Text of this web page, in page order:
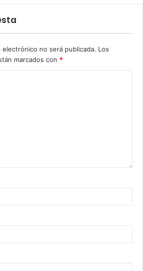
no será publicada. Los
marcados con *